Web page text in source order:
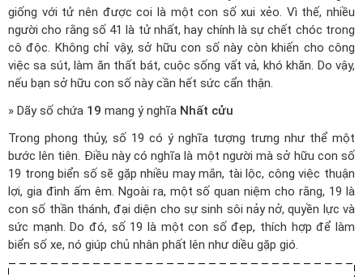
giống với tử nên được coi là một con số xui xẻo. Vì thế, nhiều
người cho rằng số 41 là tử nhất, hay chính là sự chết chóc trong
cô độc. Không chỉ vậy, sở hữu con số này còn khiến cho công
việc sa sút, làm ăn thất bát, cuộc sống vất vả, khó khăn. Do vậy,
nếu bạn sở hữu con số này cần hết sức cẩn thận.
» Dãy số chứa 19 mang ý nghĩa Nhất cửu
Trong phong thủy, số 19 có ý nghĩa tượng trưng như thể một
bước lên tiên. Điều này có nghĩa là một người mà sở hữu con số
19 trong biển số sẽ gặp nhiều may mắn, tài lộc, công việc thuận
lợi, gia đình ấm êm. Ngoài ra, một số quan niệm cho rằng, 19 là
con số thần thánh, đại diện cho sự sinh sôi nảy nở, quyền lực và
sức mạnh. Do đó, số 19 là một con số đẹp, thích hợp để làm
biển số xe, nó giúp chủ nhân phất lên như diều gặp gió.